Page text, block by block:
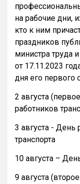
на рабочие дни,
кто к ним
праздников
министра труда
от 17.11.2023
дня его первого
2 августа
работников
3 августа -
транспорта
10 августа –
9 августа